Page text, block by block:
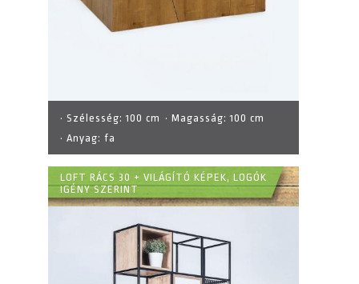
· Szélesség:100 cm · Magasság:100 cm
· Anyag: fa
LOFT RÁCS 30 + VILÁGÍTÓ KÉPEK, LOGÓK
IGÉNY SZERINT